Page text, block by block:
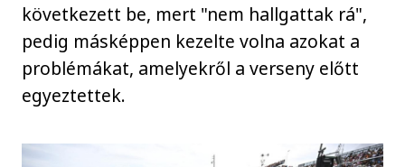
következett be, mert "nem hallgattak rá",
pedig másképpen kezelte volna azokat a
problémákat, amelyekről a verseny előtt
egyeztettek.